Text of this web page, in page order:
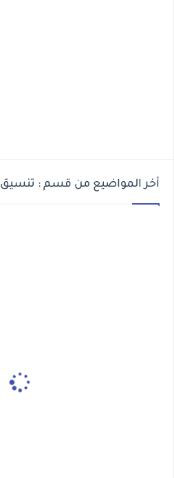
أخر المواضيع من قسم : تنسيق